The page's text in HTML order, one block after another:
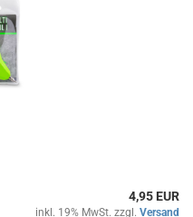
4,95 EUR
inkl. 19% MwSt. zzgl. Versand